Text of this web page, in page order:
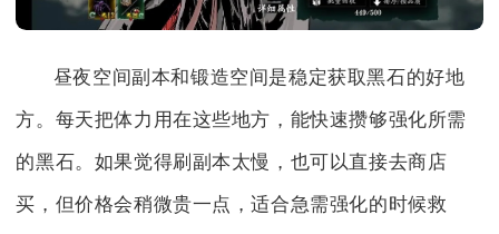
昼夜空间副本和锻造空间是稳定获取黑石的好地
方。每天把体力用在这些地方，能快速攒够强化所需
的黑石。如果觉得刷副本太慢，也可以直接去商店
买，但价格会稍微贵一点，适合急需强化的时候救